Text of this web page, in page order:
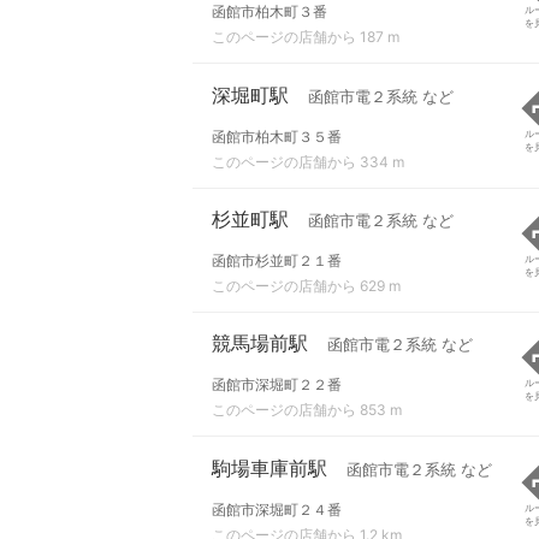
函館市柏木町３番
このページの店舗から 187 m
ル
を
深堀町駅 函館市電２系統 など
函館市柏木町３５番
このページの店舗から 334 m
ル
を
杉並町駅 函館市電２系統 など
函館市杉並町２１番
このページの店舗から 629 m
ル
を
競馬場前駅 函館市電２系統 など
函館市深堀町２２番
このページの店舗から 853 m
ル
を
駒場車庫前駅 函館市電２系統 など
函館市深堀町２４番
このページの店舗から 1.2 km
ル
を